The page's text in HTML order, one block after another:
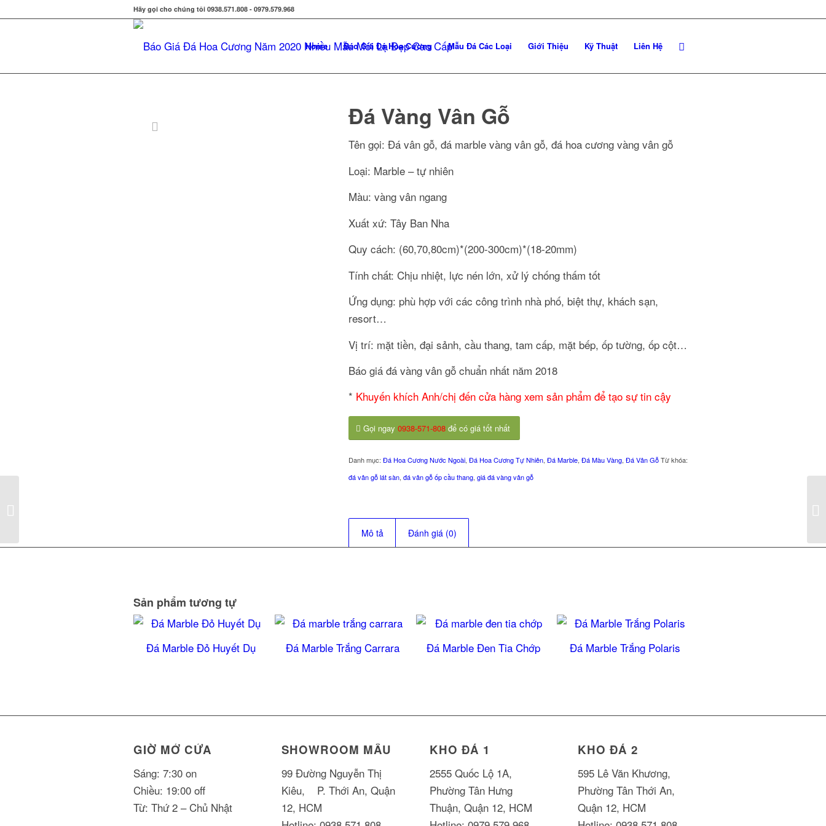
Hãy gọi cho chúng tôi 0938.571.808 - 0979.579.968
Home Báo Giá Đá Hoa Cương Mẫu Đá Các Loại Giới Thiệu Kỹ Thuật Liên Hệ
Đá Vàng Vân Gỗ
Tên gọi: Đá vân gỗ, đá marble vàng vân gỗ, đá hoa cương vàng vân gỗ
Loại: Marble – tự nhiên
Màu: vàng vân ngang
Xuất xứ: Tây Ban Nha
Quy cách: (60,70,80cm)*(200-300cm)*(18-20mm)
Tính chất: Chịu nhiệt, lực nén lớn, xử lý chống thấm tốt
Ứng dụng: phù hợp với các công trình nhà phố, biệt thự, khách sạn,
resort…
Vị trí: mặt tiền, đại sảnh, cầu thang, tam cấp, mặt bếp, ốp tường, ốp cột…
Báo giá đá vàng vân gỗ chuẩn nhất năm 2018
* Khuyến khích Anh/chị đến cửa hàng xem sản phẩm để tạo sự tin cậy
Gọi ngay0938-571-808 để có giá tốt nhất
Danh mục:Đá Hoa Cương Nước Ngoài,Đá Hoa Cương Tự Nhiên,Đá Marble,Đá Màu Vàng,Đá Vân Gỗ Từ khóa:
đá vân gỗ lát sàn,đá vân gỗ ốp cầu thang,giá đá vàng vân gỗ
Mô tả Đánh giá (0)
Sản phẩm tương tự
Đá Marble Đỏ Huyết Dụ Đá Marble Trắng Carrara Đá Marble Đen Tia Chớp Đá Marble Trắng Polaris
GIỜ MỞ CỬA
Sáng: 7:30 on
Chiều: 19:00 off
Từ: Thứ 2 – Chủ Nhật
SHOWROOM MẪU
99 Đường Nguyễn Thị
Kiêu, P. Thới An, Quận
12, HCM
KHO ĐÁ 1
2555 Quốc Lộ 1A,
Phường Tân Hưng
Thuận, Quận 12, HCM
KHO ĐÁ 2
595 Lê Văn Khương,
Phường Tân Thới An,
Quận 12, HCM